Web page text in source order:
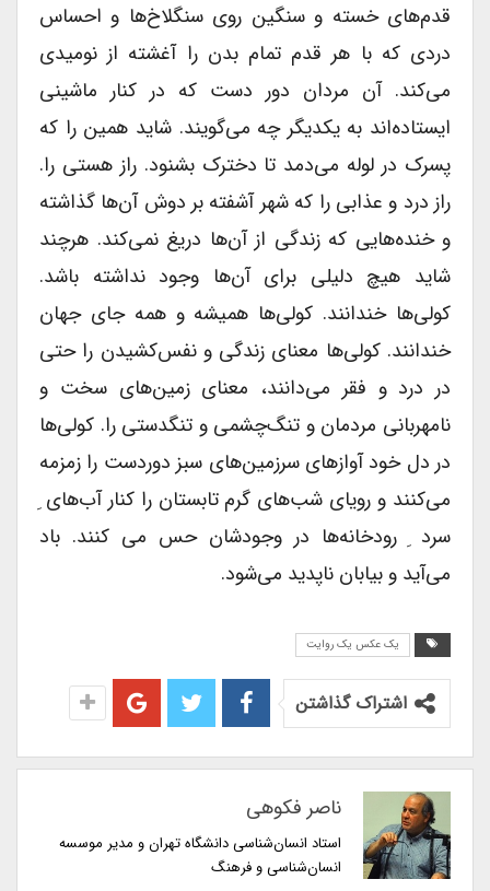
قدم‌های خسته و سنگین روی سنگلاخ‌ها و احساس
دردی که با هر قدم تمام بدن را آغشته از نومیدی
می‌کند. آن مردان دور دست که در کنار ماشینی
ایستاده‌اند به یکدیگر چه می‌گویند. شاید همین را که
پسرک در لوله می‌دمد تا دخترک بشنود. راز هستی را.
راز درد و عذابی را که شهر آشفته بر دوش آن‌ها گذاشته
و خنده‌هایی که زندگی از آن‌ها دریغ نمی‌کند. هرچند
شاید هیچ دلیلی برای آن‌ها وجود نداشته باشد.
کولی‌ها خندانند. کولی‌ها همیشه و همه جای جهان
خندانند. کولی‌ها معنای زندگی و نفس‌کشیدن را حتی
در درد و فقر می‌دانند، معنای زمین‌های سخت و
نامهربانی مردمان و تنگ‌چشمی و تنگدستی را. کولی‌ها
در دل خود آوازهای سرزمین‌های سبز دوردست را زمزمه
می‌کنند و رویای شب‌های گرم تابستان را کنار آب‌های ِ
سرد ِ رودخانه‌ها در وجودشان حس می کنند. باد
می‌آید و بیابان ناپدید می‌شود.
یک عکس یک روایت
اشتراک گذاشتن
ناصر فکوهی
استاد انسان‌شناسی دانشگاه تهران و مدیر موسسه
انسان‌شناسی و فرهنگ